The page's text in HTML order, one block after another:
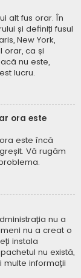
alt fus orar. În
și definiți fusul
New York,
orar, ca și
nu este,
lucru.
ora este
este încă
Vă rugăm
nu a
nu a creat o
instala
nu există,
multe informații